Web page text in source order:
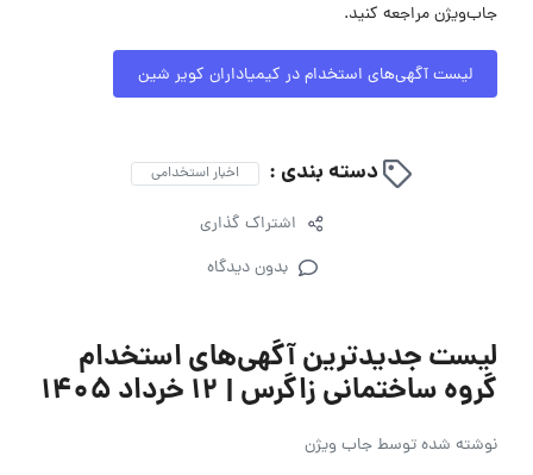
جاب‌ویژن مراجعه کنید.
لیست آگهی‌های استخدام در کیمیاداران کویر شین
دسته بندی : اخبار استخدامی
اشتراک گذاری
بدون دیدگاه
لیست جدیدترین آگهی‌های استخدام
گروه ساختمانی زاگرس | ۱۲ خرداد ۱۴۰۵
نوشته شده توسطجاب ویژن